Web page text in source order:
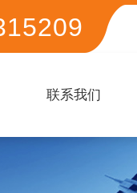
联系我们